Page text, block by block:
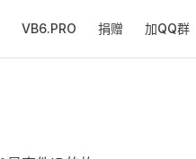
VB6.PRO 捐赠 加QQ群